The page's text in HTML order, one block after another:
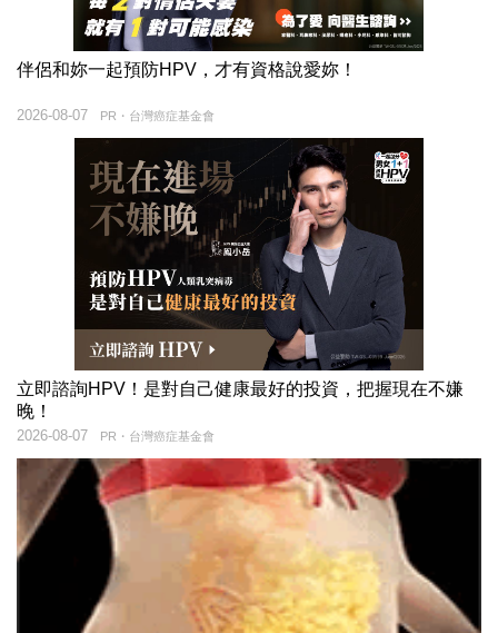
伴侶和妳一起預防HPV，才有資格說愛妳！
PR・台灣癌症基金會
2026-08-07
立即諮詢HPV！是對自己健康最好的投資，把握現在不嫌
晚！
PR・台灣癌症基金會
2026-08-07